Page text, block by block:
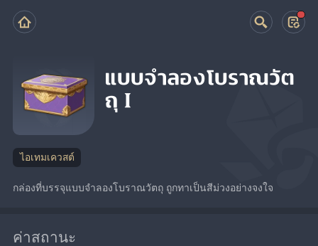
แบบจำลองโบราณวัต
ถุ I
ไอเทมเควสต์
กล่องที่บรรจุแบบจำลองโบราณวัตถุ ถูกทาเป็นสีม่วงอย่างจงใจ
ค่าสถานะ